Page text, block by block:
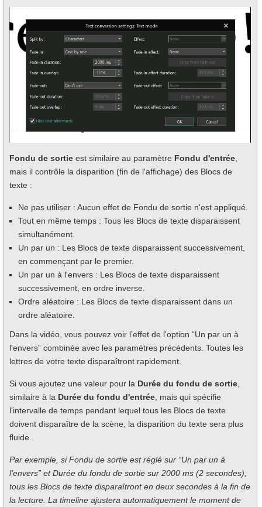
Fondu de sortie est similaire au paramètre Fondu d'entrée,
mais il contrôle la disparition (fin de l'affichage) des Blocs de
texte :
Ne pas utiliser : Aucun effet de Fondu de sortie n'est appliqué.
Tout en même temps : Tous les Blocs de texte disparaissent
simultanément.
Un par un : Les Blocs de texte disparaissent successivement,
en commençant par le premier.
Un par un à l'envers : Les Blocs de texte disparaissent
successivement, en ordre inverse.
Ordre aléatoire : Les Blocs de texte disparaissent dans un
ordre aléatoire.
Dans la vidéo, vous pouvez voir l’effet de l'option “Un par un à
l'envers” combinée avec les paramètres précédents. Toutes les
lettres de votre texte disparaîtront rapidement.
Si vous ajoutez une valeur pour la Durée du fondu de sortie,
similaire à la Durée du fondu d'entrée, mais qui spécifie
l'intervalle de temps pendant lequel tous les Blocs de texte
doivent disparaître de la scène, la disparition du texte sera plus
fluide.
Par exemple, si Fondu de sortie est réglé sur “Un par un à
l'envers” et Durée du fondu de sortie sur 2000 ms (2 secondes),
tous les Blocs de texte disparaîtront en deux secondes à la fin de
la lecture. La timeline ajustera automatiquement le moment de